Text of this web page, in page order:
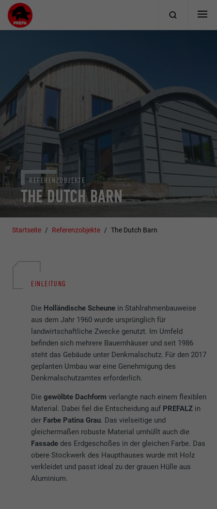
THE DUTCH BARN
REFERENZOBJEKTE
Startseite Referenzobjekte The Dutch Barn
EINLEITUNG
Die Holländische Scheune in Stahlrahmenbauweise
aus dem Jahr 1960 wurde ursprünglich für
landwirtschaftliche Zwecke genutzt. Im Umfeld
befinden sich mehrere Bauernhäuser und seit 1986
steht das Gebäude unter Denkmalschutz. Für den 2017
geplanten Umbau war eine Genehmigung des
Denkmalschutzamtes erforderlich.
Diegewölbte Dachform verlangte nach einem flexiblen
Material. Dabei fiel die Entscheidung auf PREFALZ in
der Farbe Patina Grau. Das vielseitige und
gleichermaßen robuste Material umhüllt auch die
Fassade des Erdgeschoßes in der gleichen Farbe. Das
obere Stockwerk des Haupthauses wurde mit Holz
verkleidet und passt ideal zu der grauen Hülle aus
Aluminium.